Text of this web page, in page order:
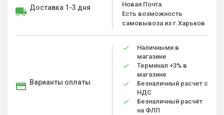
Доставка 1-3 дня
Новая Почта
Есть возможность
самовывоза из г.Харьков
Варианты оплаты
Наличными в
магазине
Терминал +3% в
магазине
Безналичный расчет с
НДС
Безналичный расчёт
на ФЛП